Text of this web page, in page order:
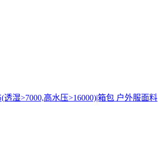
湿>7000,高水压>16000)|箱包 户外服面料